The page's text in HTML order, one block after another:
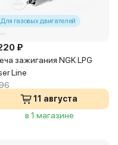
Для газовых двигателей
₽
зажигания NGK LPG
Line
11 августа
в 1 магазине